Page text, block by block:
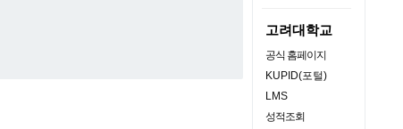
고려대학교
공식 홈페이지
KUPID(포털)
LMS
성적조회